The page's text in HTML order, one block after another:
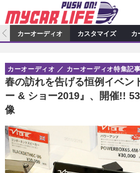
カーオーディオ
プロショップ検索
カーオーディオニュース
カスタマイズ特集記事 カ
カスタマイズニュース
カーグッズ
カーグッズ特集記事 カ
自動車
スクープ
カーオーディオ カスタマイズ カ
春の訪れを告げる恒例イベン
ー & ショー2019』、開催!!
像
カーオーディオ カーオーディオ特集記事